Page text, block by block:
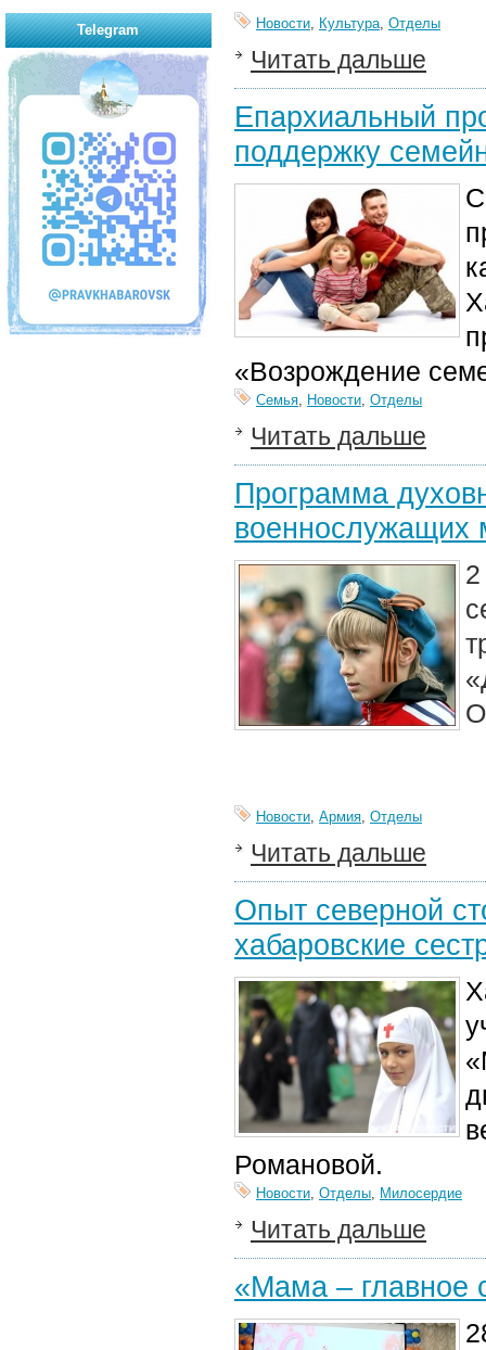
Новости, Культура, Отделы
Читать дальше
Епархиальный
поддержку
«Возрождение
Семья, Новости, Отделы
Читать дальше
Программа
военнослужащих
Новости, Армия, Отделы
Читать дальше
Опыт северной
хабаровские
Х
Романовой.
Новости, Отделы, Милосердие
Читать дальше
«Мама – главное
Telegram